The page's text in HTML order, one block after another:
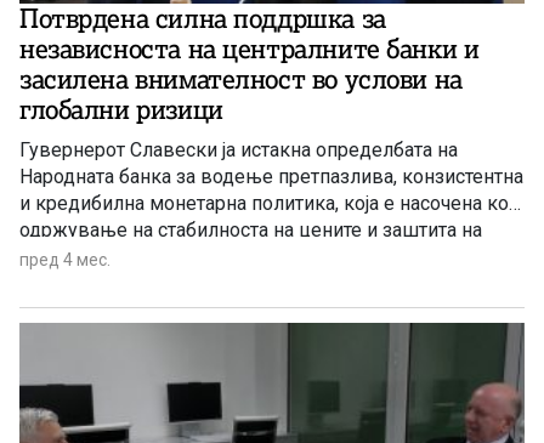
Потврдена силна поддршка за
независноста на централните банки и
засилена внимателност во услови на
глобални ризици
Гувернерот Славески ја истакна определбата на
Народната банка за водење претпазлива, конзистентна
и кредибилна монетарна политика, која е насочена кон
одржување на стабилноста на цените и заштита на
финансиската стабилност во услови на засилена
пред 4 мес.